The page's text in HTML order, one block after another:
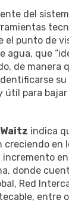
del
el punto de
agua, que
de manera
útil para
Waitz indica
creciendo en
donde
Red
entre